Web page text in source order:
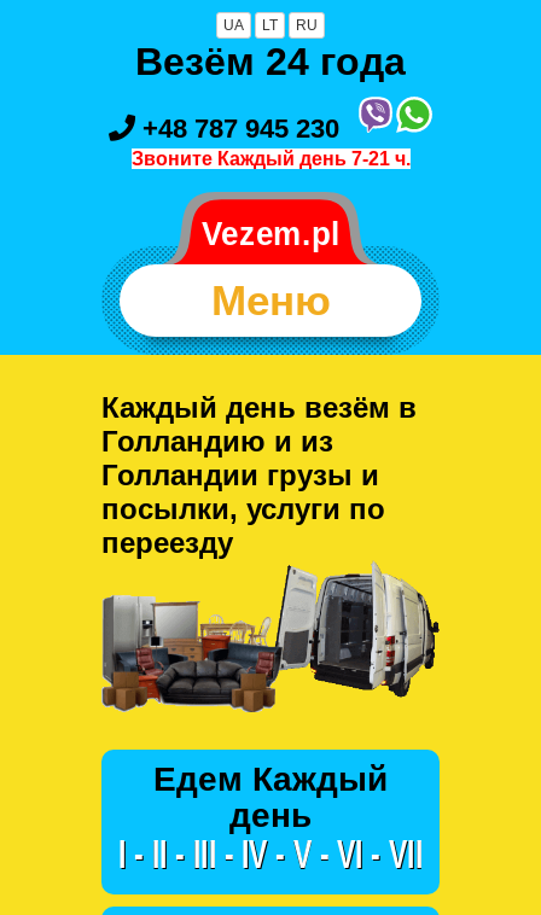
UA LT RU
Везём 24 года
+48 787 945 230
Звоните Каждый день 7-21 ч.
Меню
Каждый день везём в
Голландию и из
Голландии грузы и
посылки, услуги по
переезду
Едем Каждый
день